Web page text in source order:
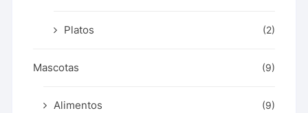
Platos (2)
Mascotas (9)
Alimentos (9)